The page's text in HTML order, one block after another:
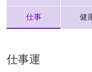
仕事 健
仕事運